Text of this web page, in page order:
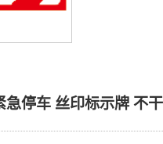
停车 丝印标示牌 不